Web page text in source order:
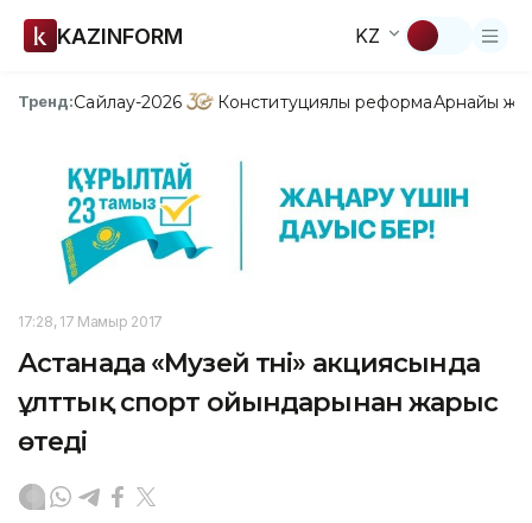
KAZINFORM KZ
Тренд:Сайлау-2026 Конституциялық реформаАрнайы
17:28, 17 Мамыр 2017
Астанада «Музей түні» акциясында
ұлттық спорт ойындарынан жарыс
өтеді